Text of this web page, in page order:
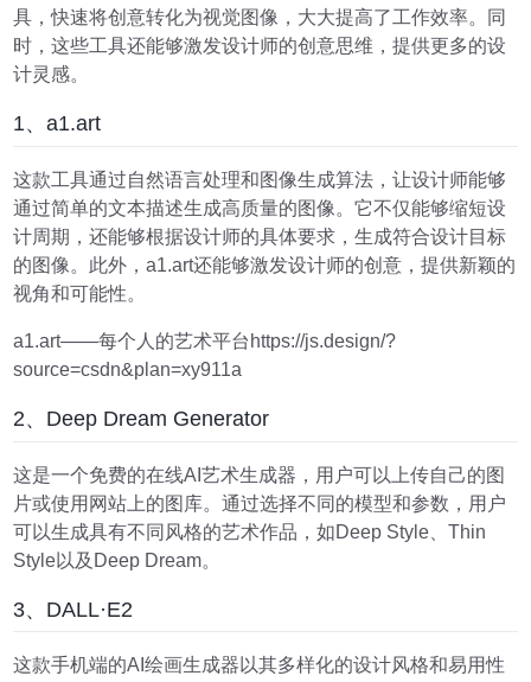
具，快速将创意转化为视觉图像，大大提高了工作效率。同
时，这些工具还能够激发设计师的创意思维，提供更多的设
计灵感。
1、a1.art
这款工具通过自然语言处理和图像生成算法，让设计师能够
通过简单的文本描述生成高质量的图像。它不仅能够缩短设
计周期，还能够根据设计师的具体要求，生成符合设计目标
的图像。此外，a1.art还能够激发设计师的创意，提供新颖的
视角和可能性。
a1.art——每个人的艺术平台https://js.design/?
source=csdn&plan=xy911a
2、Deep Dream Generator
这是一个免费的在线AI艺术生成器，用户可以上传自己的图
片或使用网站上的图库。通过选择不同的模型和参数，用户
可以生成具有不同风格的艺术作品，如Deep Style、Thin
Style以及Deep Dream。
3、DALL·E2
这款手机端的AI绘画生成器以其多样化的设计风格和易用性